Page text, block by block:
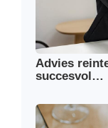
Advies
succesvol…